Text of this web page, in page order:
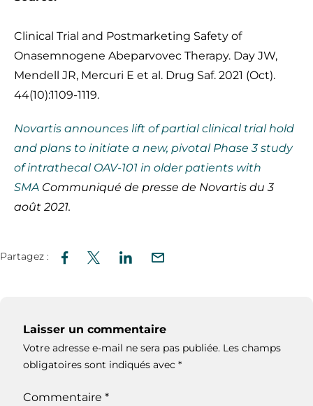
Clinical Trial and Postmarketing Safety of
Onasemnogene Abeparvovec Therapy. Day JW,
Mendell JR, Mercuri E et al. Drug Saf. 2021 (Oct).
44(10):1109-1119.
Novartis announces lift of partial clinical trial hold
and plans to initiate a new, pivotal Phase 3 study
of intrathecal OAV-101 in older patients with
SMA Communiqué de presse de Novartis du 3
août 2021.
Partagez :
Laisser un commentaire
Votre adresse e-mail ne sera pas publiée. Les champs
obligatoires sont indiqués avec *
Commentaire *